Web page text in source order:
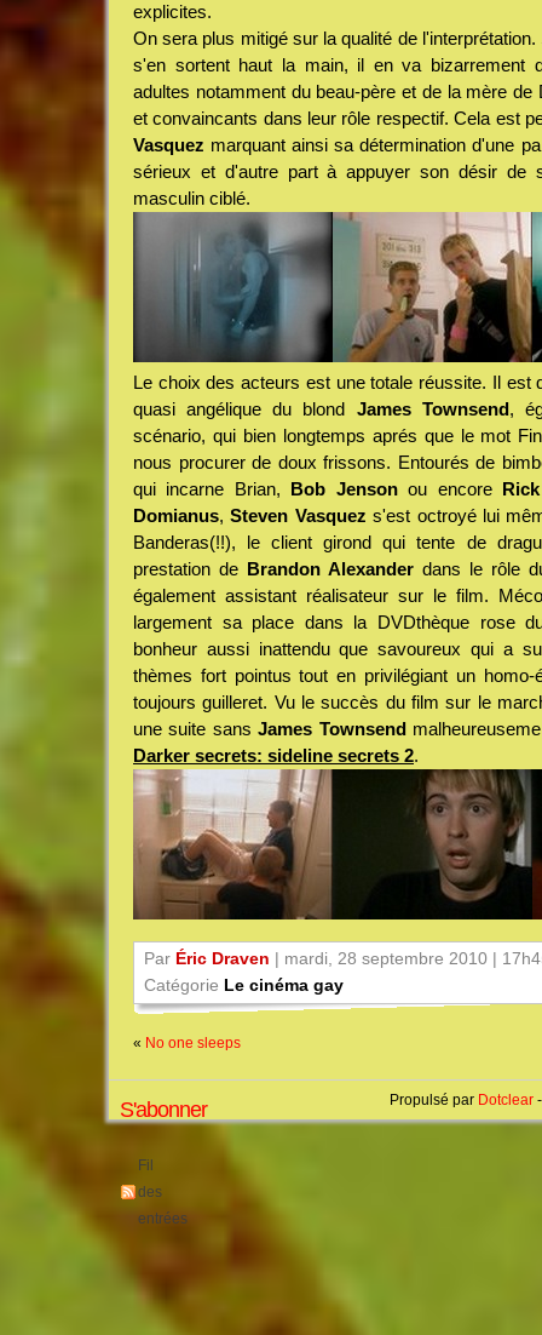
explicites.
On sera plus mitigé sur la qualité de
s'en sortent haut la main, il en va bizarrement
adultes notamment du beau-père et de la mère de
et convaincants dans leur rôle respectif. Cela est
Vasquez marquant ainsi sa détermination d'une
sérieux et d'autre part à appuyer son désir de
masculin ciblé.
Le choix des acteurs est une totale réussite. Il est
quasi angélique du blond James Townsend,
scénario, qui bien longtemps aprés que le mot
nous procurer de doux frissons. Entourés de
qui incarne Brian, Bob Jensonou encore
Domianus,Steven Vasquez s'est octroyé lui
Banderas(!!), le client girond qui tente de
prestation de Brandon Alexander dans le rôle
également assistant réalisateur sur le film.
largement sa place dans la DVDthèque rose
bonheur aussi inattendu que savoureux qui a
thèmes fort pointus tout en privilégiant un
toujours guilleret. Vu le succès du film sur le
une suite sansJames Townsend
Darker secrets: sideline secrets 2.
Par Éric Draven | mardi, 28 septembre 2010 |
Catégorie Le cinéma gay
« No one sleeps
S'abonner
Fil
des
entrées
Propulsé par Dotclear